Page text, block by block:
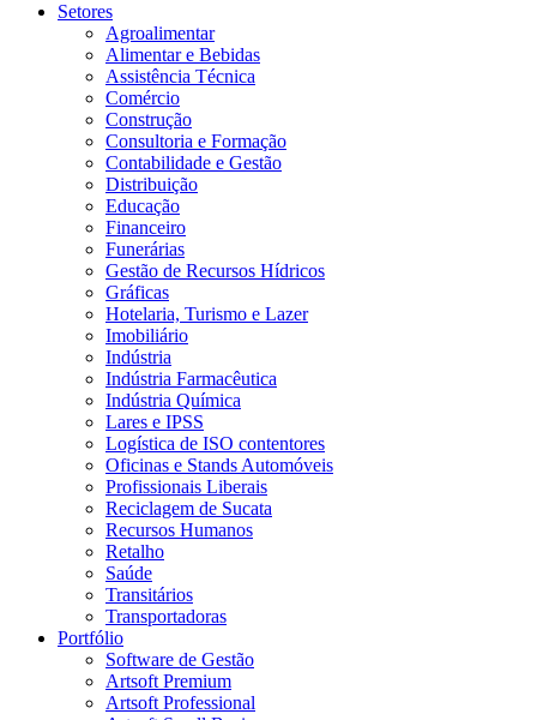
Setores
Agroalimentar
Alimentar e Bebidas
Assistência Técnica
Comércio
Construção
Consultoria e Formação
Contabilidade e Gestão
Distribuição
Educação
Financeiro
Funerárias
Gestão de Recursos Hídricos
Gráficas
Hotelaria, Turismo e Lazer
Imobiliário
Indústria
Indústria Farmacêutica
Indústria Química
Lares e IPSS
Logística de ISO contentores
Oficinas e Stands Automóveis
Profissionais Liberais
Reciclagem de Sucata
Recursos Humanos
Retalho
Saúde
Transitários
Transportadoras
Portfólio
Software de Gestão
Artsoft Premium
Artsoft Professional